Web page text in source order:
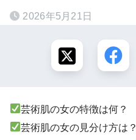
2026年5月21日
芸術肌の女の特徴は何？
芸術肌の女の見分け方は？